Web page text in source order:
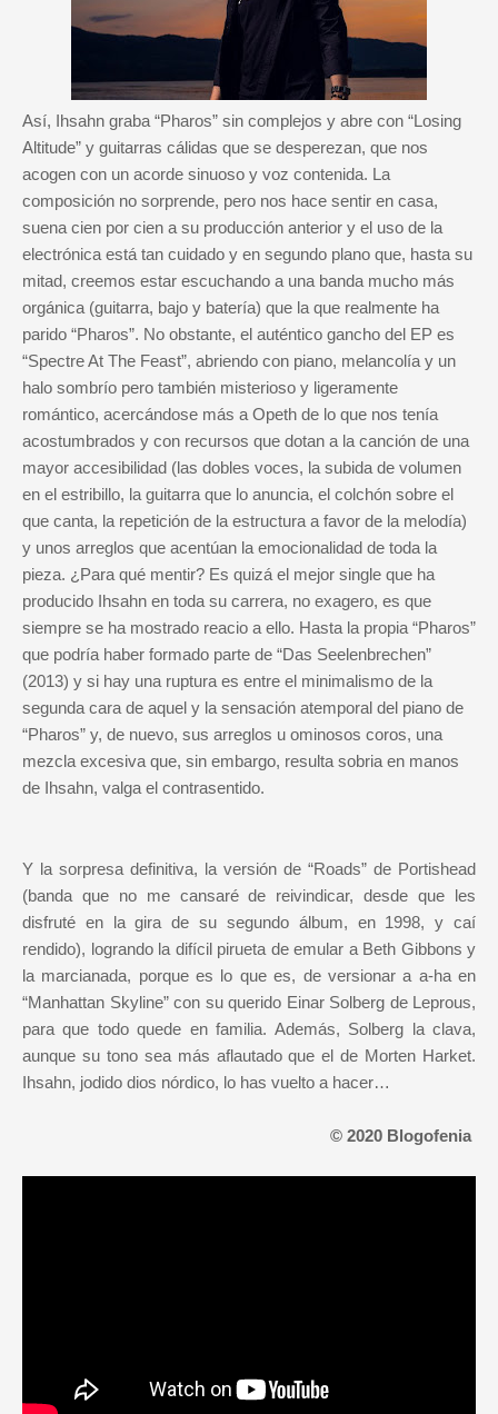
Así, Ihsahn graba “Pharos” sin complejos y abre con “Losing
Altitude” y guitarras cálidas que se desperezan, que nos
acogen con un acorde sinuoso y voz contenida. La
composición no sorprende, pero nos hace sentir en casa,
suena cien por cien a su producción anterior y el uso de la
electrónica está tan cuidado y en segundo plano que, hasta su
mitad, creemos estar escuchando a una banda mucho más
orgánica (guitarra, bajo y batería) que la que realmente ha
parido “Pharos”. No obstante, el auténtico gancho del EP es
“Spectre At The Feast”, abriendo con piano, melancolía y un
halo sombrío pero también misterioso y ligeramente
romántico, acercándose más a Opeth de lo que nos tenía
acostumbrados y con recursos que dotan a la canción de una
mayor accesibilidad (las dobles voces, la subida de volumen
en el estribillo, la guitarra que lo anuncia, el colchón sobre el
que canta, la repetición de la estructura a favor de la melodía)
y unos arreglos que acentúan la emocionalidad de toda la
pieza. ¿Para qué mentir? Es quizá el mejor single que ha
producido Ihsahn en toda su carrera, no exagero, es que
siempre se ha mostrado reacio a ello. Hasta la propia “Pharos”
que podría haber formado parte de “Das Seelenbrechen”
(2013) y si hay una ruptura es entre el minimalismo de la
segunda cara de aquel y la sensación atemporal del piano de
“Pharos” y, de nuevo, sus arreglos u ominosos coros, una
mezcla excesiva que, sin embargo, resulta sobria en manos
de Ihsahn, valga el contrasentido.
Y la sorpresa definitiva, la versión de “Roads” de Portishead
(banda que no me cansaré de reivindicar, desde que les
disfruté en la gira de su segundo álbum, en 1998, y caí
rendido), logrando la difícil pirueta de emular a Beth Gibbons y
la marcianada, porque es lo que es, de versionar a a-ha en
“Manhattan Skyline” con su querido Einar Solberg de Leprous,
para que todo quede en familia. Además, Solberg la clava,
aunque su tono sea más aflautado que el de Morten Harket.
Ihsahn, jodido dios nórdico, lo has vuelto a hacer…
© 2020 Blogofenia